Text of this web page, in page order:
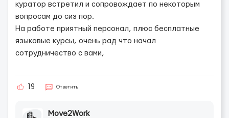
куратор встретил и сопровождает по некоторым
вопросам до сиз пор.
На работе приятный персонал, плюс бесплатные
языковые курсы, очень рад что начал
сотрудничество с вами,
19 Ответить
Move2Work